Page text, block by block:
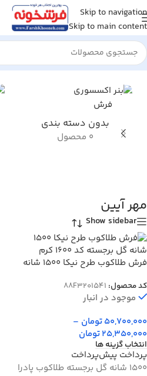
Skip to navigation
Skip to main content
خانه/محصول کلکسیون فرش/مهر آیین
بدون دسته بندی
0 محصول
مهر آیین
Show sidebar
فرش طلاکوب طرح نیکا 1500 شانه
کد محصول: 88F3201541
موجود در انبار
50,700,000تومان –
25,350,000تومان
انتخاب گزینه ها
پرداخت پیش‌پرداخت
1500 شانه گل برجسته طلاکوب پادرا